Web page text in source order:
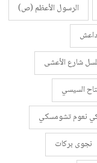
الرسول الأعظم (ص)
داعش
شارع الأعشى
السيسي
نعوم تشومسكي
نجوى بركات